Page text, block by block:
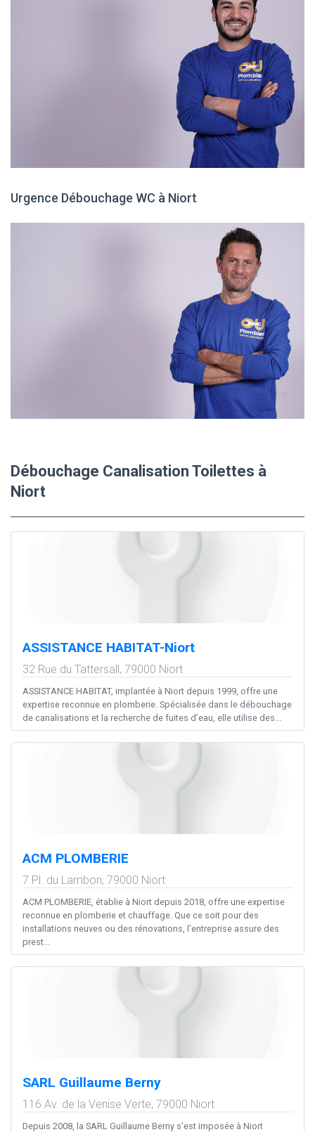
Urgence Débouchage WC à Niort
Débouchage Canalisation Toilettes à
Niort
ASSISTANCE HABITAT-Niort
32 Rue du Tattersall, 79000 Niort
ASSISTANCE HABITAT, implantée à Niort depuis 1999, offre une
expertise reconnue en plomberie. Spécialisée dans le débouchage
de canalisations et la recherche de fuites d’eau, elle utilise des...
ACM PLOMBERIE
7 Pl. du Lambon, 79000 Niort
ACM PLOMBERIE, établie à Niort depuis 2018, offre une expertise
reconnue en plomberie et chauffage. Que ce soit pour des
installations neuves ou des rénovations, l’entreprise assure des
prest...
SARL Guillaume Berny
116 Av. de la Venise Verte, 79000 Niort
Depuis 2008, la SARL Guillaume Berny s’est imposée à Niort